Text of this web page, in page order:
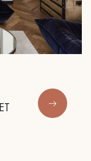
?
parquet.